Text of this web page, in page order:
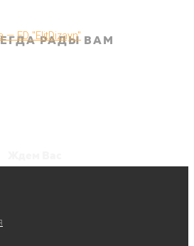
— ED "ElitDizayn"
РАДЫ ВАМ